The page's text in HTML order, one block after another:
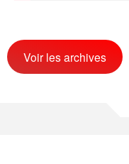
Voir les archives